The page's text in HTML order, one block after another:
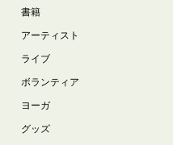
書籍
アーティスト
ライブ
ボランティア
ヨーガ
グッズ